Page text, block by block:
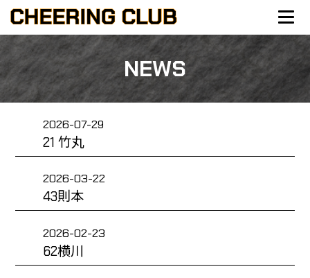
NEWS
2026-07-29
21 竹丸
2026-03-22
43則本
2026-02-23
62横川